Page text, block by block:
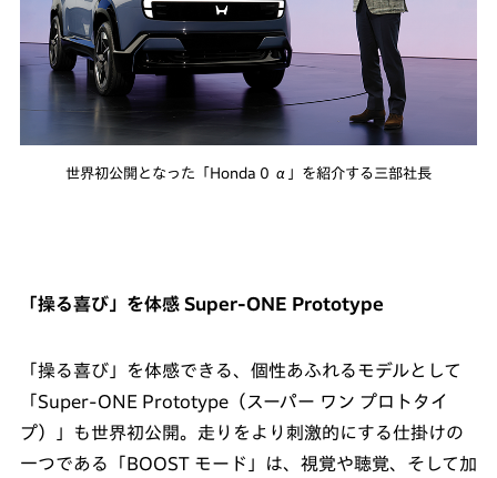
世界初公開となった「Honda 0 α」を紹介する三部社長
「操る喜び」を体感 Super-ONE Prototype
「操る喜び」を体感できる、個性あふれるモデルとして
「Super-ONE Prototype（スーパー ワン プロトタイ
プ）」も世界初公開。走りをより刺激的にする仕掛けの
一つである「BOOST モード」は、視覚や聴覚、そして加